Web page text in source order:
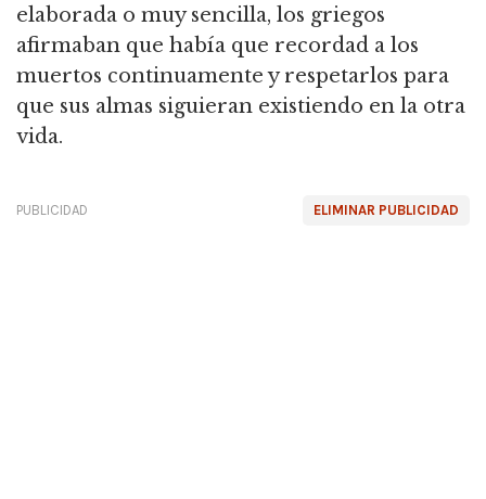
elaborada o muy sencilla, los griegos
afirmaban que había que recordad a los
muertos continuamente y respetarlos para
que sus almas siguieran existiendo en la otra
vida.
ELIMINAR PUBLICIDAD
PUBLICIDAD